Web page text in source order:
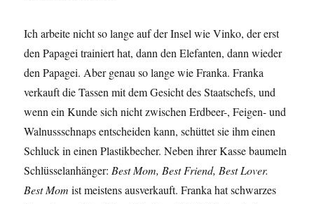
Ich arbeite nicht so lange auf der Insel wie Vinko, der erst
den Papagei trainiert hat, dann den Elefanten, dann wieder
den Papagei. Aber genau so lange wie Franka. Franka
verkauft die Tassen mit dem Gesicht des Staatschefs, und
wenn ein Kunde sich nicht zwischen Erdbeer-, Feigen- und
Walnussschnaps entscheiden kann, schüttet sie ihm einen
Schluck in einen Plastikbecher. Neben ihrer Kasse baumeln
Schlüsselanhänger:Best Mom, Best Friend, Best Lover.
Best Mom ist meistens ausverkauft. Franka hat schwarzes